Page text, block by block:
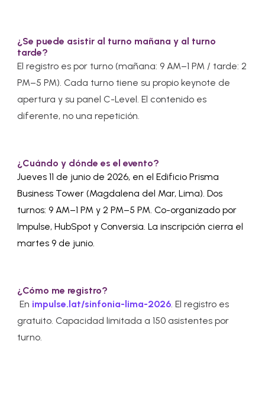
¿Se puede asistir al turno mañana y al turno
tarde?
El registro es por turno (mañana: 9 AM–1 PM / tarde: 2
PM–5 PM). Cada turno tiene su propio keynote de
apertura y su panel C-Level. El contenido es
diferente, no una repetición.
¿Cuándo y dónde es el evento?
Jueves 11 de junio de 2026, en el Edificio Prisma
Business Tower (Magdalena del Mar, Lima). Dos
turnos: 9 AM–1 PM y 2 PM–5 PM. Co-organizado por
Impulse, HubSpot y Conversia. La inscripción cierra el
martes 9 de junio.
¿Cómo me registro?
En impulse.lat/sinfonia-lima-2026 . El registro es
gratuito. Capacidad limitada a 150 asistentes por
turno.